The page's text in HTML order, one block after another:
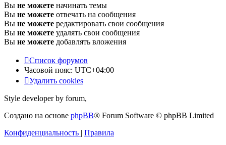
Вы не можете начинать темы
Вы не можете отвечать на сообщения
Вы не можете редактировать свои сообщения
Вы не можете удалять свои сообщения
Вы не можете добавлять вложения
Список форумов
Часовой пояс: UTC+04:00
Удалить cookies
Style developer by forum,
Создано на основе phpBB® Forum Software © phpBB Limited
Конфиденциальность | Правила